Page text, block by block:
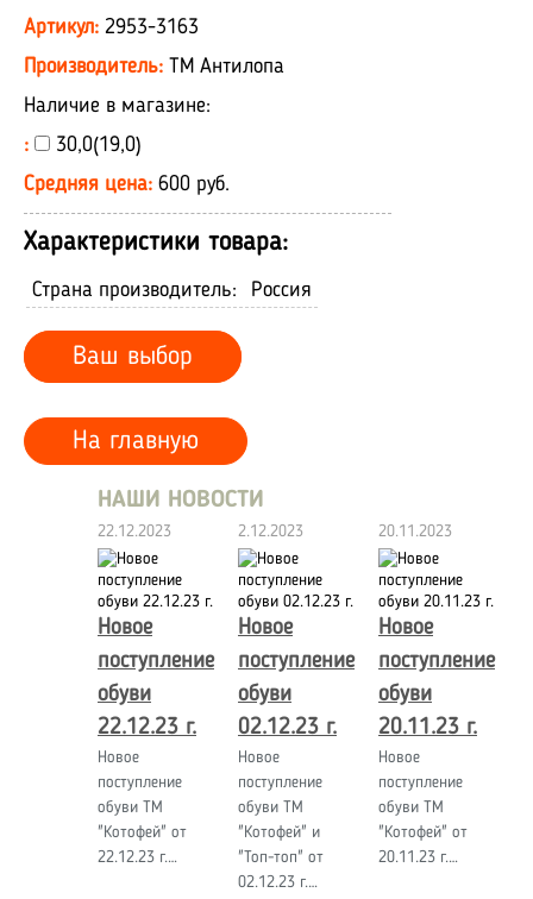
Артикул: 2953-3163
Производитель: ТМ Антилопа
Наличие в магазине:
:
30,0(19,0)
Средняя цена: 600 руб.
Характеристики товара:
Страна производитель: Россия
Ваш выбор
На главную
НАШИ НОВОСТИ
22.12.2023
Новое
поступление
обуви
22.12.23 г.
Новое
поступление
обуви ТМ
"Котофей" от
22.12.23 г.…
2.12.2023
Новое
поступление
обуви
02.12.23 г.
Новое
поступление
обуви ТМ
"Котофей" и
"Топ-топ" от
02.12.23 г.…
20.11.2023
Новое
поступление
обуви
20.11.23 г.
Новое
поступление
обуви ТМ
"Котофей" от
20.11.23 г.…